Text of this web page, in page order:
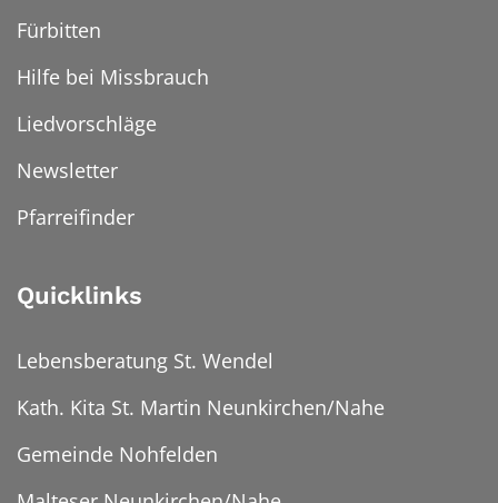
Fürbitten
Hilfe bei Missbrauch
Liedvorschläge
Newsletter
Pfarreifinder
Quicklinks
Lebensberatung St. Wendel
Kath. Kita St. Martin Neunkirchen/Nahe
Gemeinde Nohfelden